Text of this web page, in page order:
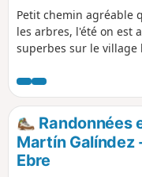
Petit chemin agréable
les arbres, l'été on est
superbes sur le village
Randonnées
Martín Galíndez
Ebre